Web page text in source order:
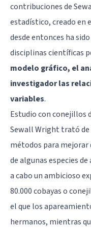
contribuciones de
estadístico, creado en
desde entonces ha
disciplinas científicas
modelo gráfico, el
investigador las
variables.
Estudio con conejillos
Sewall Wright trató de
métodos para mejorar
de algunas especies
a cabo un ambicioso
80.000 cobayas o
el que los
hermanos, mientras